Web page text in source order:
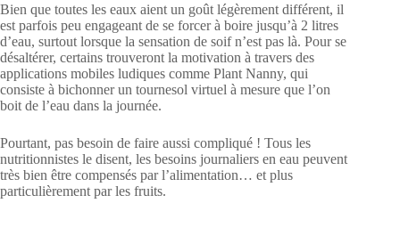
Bien que toutes les eaux aient un goût légèrement différent, il
est parfois peu engageant de se forcer à boire jusqu’à 2 litres
d’eau, surtout lorsque la sensation de soif n’est pas là. Pour se
désaltérer, certains trouveront la motivation à travers des
applications mobiles ludiques comme Plant Nanny, qui
consiste à bichonner un tournesol virtuel à mesure que l’on
boit de l’eau dans la journée.
Pourtant, pas besoin de faire aussi compliqué ! Tous les
nutritionnistes le disent, les besoins journaliers en eau peuvent
très bien être compensés par l’alimentation… et plus
particulièrement par les fruits.